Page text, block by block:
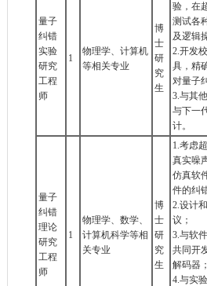
量子
纠错
实验
研究
工程
师
1
物理学、计算机
等相关专业
博
士
研
究
生
验，在
测试各
及逻辑
2.开发
具，精
对量子
3.与其
与下一
计。
量子
纠错
理论
研究
工程
师
1
物理学、数学、
计算机科学等相
关专业
博
士
研
究
生
1.考虑
真实噪
仿真软
件的纠
2.设计
议；
3.与软
共同开
解码器；
4.与实